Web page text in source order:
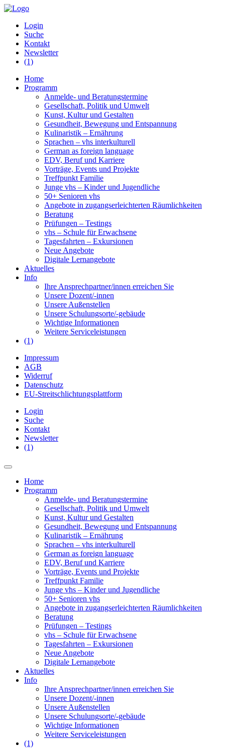
Login
Suche
Kontakt
Newsletter
(1)
Home
Programm
Anmelde- und Beratungstermine
Gesellschaft, Politik und Umwelt
Kunst, Kultur und Gestalten
Gesundheit, Bewegung und Entspannung
Kulinaristik – Ernährung
Sprachen – vhs interkulturell
German as foreign language
EDV, Beruf und Karriere
Vorträge, Events und Projekte
Treffpunkt Familie
Junge vhs – Kinder und Jugendliche
50+ Senioren vhs
Angebote in zugangserleichterten Räumlichkeiten
Beratung
Prüfungen – Testings
vhs – Schule für Erwachsene
Tagesfahrten – Exkursionen
Neue Angebote
Digitale Lernangebote
Aktuelles
Info
Ihre Ansprechpartner/innen erreichen Sie
Unsere Dozent/-innen
Unsere Außenstellen
Unsere Schulungsorte/-gebäude
Wichtige Informationen
Weitere Serviceleistungen
(1)
Impressum
AGB
Widerruf
Datenschutz
EU-Streitschlichtungsplattform
Login
Suche
Kontakt
Newsletter
(1)
Home
Programm
Anmelde- und Beratungstermine
Gesellschaft, Politik und Umwelt
Kunst, Kultur und Gestalten
Gesundheit, Bewegung und Entspannung
Kulinaristik – Ernährung
Sprachen – vhs interkulturell
German as foreign language
EDV, Beruf und Karriere
Vorträge, Events und Projekte
Treffpunkt Familie
Junge vhs – Kinder und Jugendliche
50+ Senioren vhs
Angebote in zugangserleichterten Räumlichkeiten
Beratung
Prüfungen – Testings
vhs – Schule für Erwachsene
Tagesfahrten – Exkursionen
Neue Angebote
Digitale Lernangebote
Aktuelles
Info
Ihre Ansprechpartner/innen erreichen Sie
Unsere Dozent/-innen
Unsere Außenstellen
Unsere Schulungsorte/-gebäude
Wichtige Informationen
Weitere Serviceleistungen
(1)